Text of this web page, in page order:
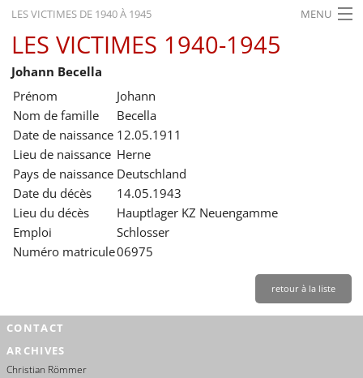
LES VICTIMES DE 1940 À 1945 MENU
ACCUEIL
ACTUALITÉS
EXPOSITIONS
HISTORIQUE
FORMATION
RECHERCHE
SERVICE
LES VICTIMES 1940-1945
Johann Becella
Prénom
Johann
Nom de famille
Becella
Date de naissance 12.05.1911
Lieu de naissance Herne
Pays de naissance Deutschland
Date du décès
14.05.1943
Lieu du décès
Hauptlager KZ Neuengamme
Emploi
Schlosser
Numéro matricule06975
retour à la liste
CONTACT
ARCHIVES
Christian Römmer